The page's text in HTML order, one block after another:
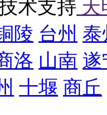
术支持 天
陵 台州 泰
洛 山南 遂
十堰 商丘